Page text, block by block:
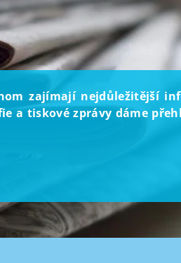
zajímají nejdůležitější
a tiskové zprávy dáme